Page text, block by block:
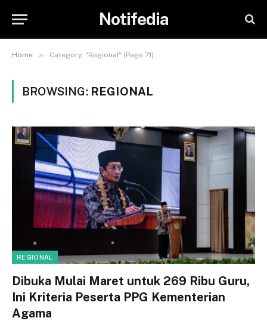
Notifedia
Home » Category: "Regional" (Page 71)
BROWSING: REGIONAL
REGIONAL
Dibuka Mulai Maret untuk 269 Ribu Guru,
Ini Kriteria Peserta PPG Kementerian
Agama